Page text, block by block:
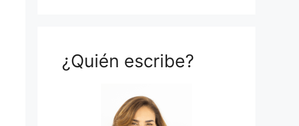
¿Quién escribe?